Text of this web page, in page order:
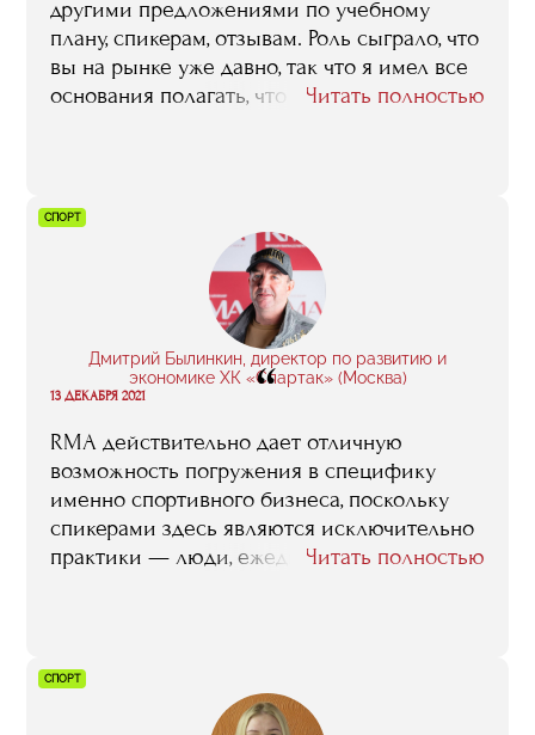
другими предложениями по учебному
плану, спикерам, отзывам. Роль сыграло, что
вы на рынке уже давно, так что я имел все
основания полагать, что программа
более полное и адекватное представление
об арт-рынке, в первую очередь о
российском. И обучение мой запрос
удовлетворило. Учиться в бизнес-школе
было очень интересно, я старался ничего
не пропустить и не упустить. Это
действительно был полезный для меня
опыт.
Читать полностью
СПОРТ
Дмитрий Былинкин, директор по развитию и
экономике ХК «Спартак» (Москва)
“
13 ДЕКАБРЯ 2021
RMA действительно дает отличную
возможность погружения в специфику
именно спортивного бизнеса, поскольку
спикерами здесь являются исключительно
практики — люди, ежедневно работающие
Читать полностью
СПОРТ